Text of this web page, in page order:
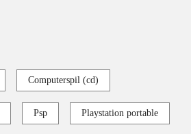
Computerspil (cd)
Psp Playstation portable